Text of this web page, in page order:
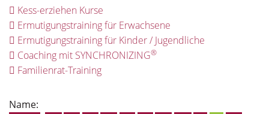
Kess-erziehen Kurse
Ermutigungstraining für Erwachsene
Ermutigungstraining für Kinder / Jugendliche
Coaching mit SYNCHRONIZING®
Familienrat-Training
Name: